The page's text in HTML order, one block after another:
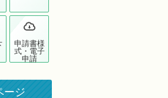
申請書様
式・電子
申請
ージ